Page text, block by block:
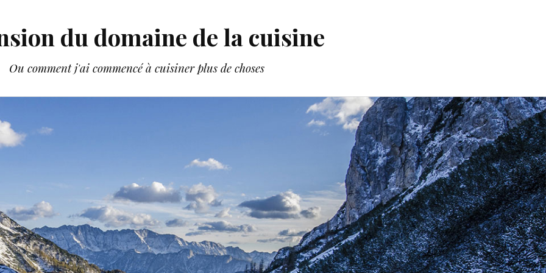
du domaine de la cuisine
Ou comment j'ai commencé à cuisiner plus de choses